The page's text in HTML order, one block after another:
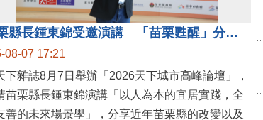
苗栗縣長鍾東錦受邀演講 「苗栗甦醒」分享近年轉變
08-07 17:21
雜誌8月7日舉辦「2026天下城市高峰論壇」，
苗栗縣長鍾東錦演講「以人為本的宜居實踐，全
善的未來場景學」，分享近年苗栗縣的改變以及